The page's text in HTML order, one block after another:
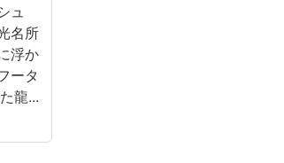
ュ
名所
浮か
ータ
龍...